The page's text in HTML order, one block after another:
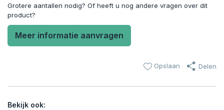
Grotere aantallen nodig? Of heeft u nog andere vragen over dit
product?
Meer informatie aanvragen
Opslaan Delen
Bekijk ook: